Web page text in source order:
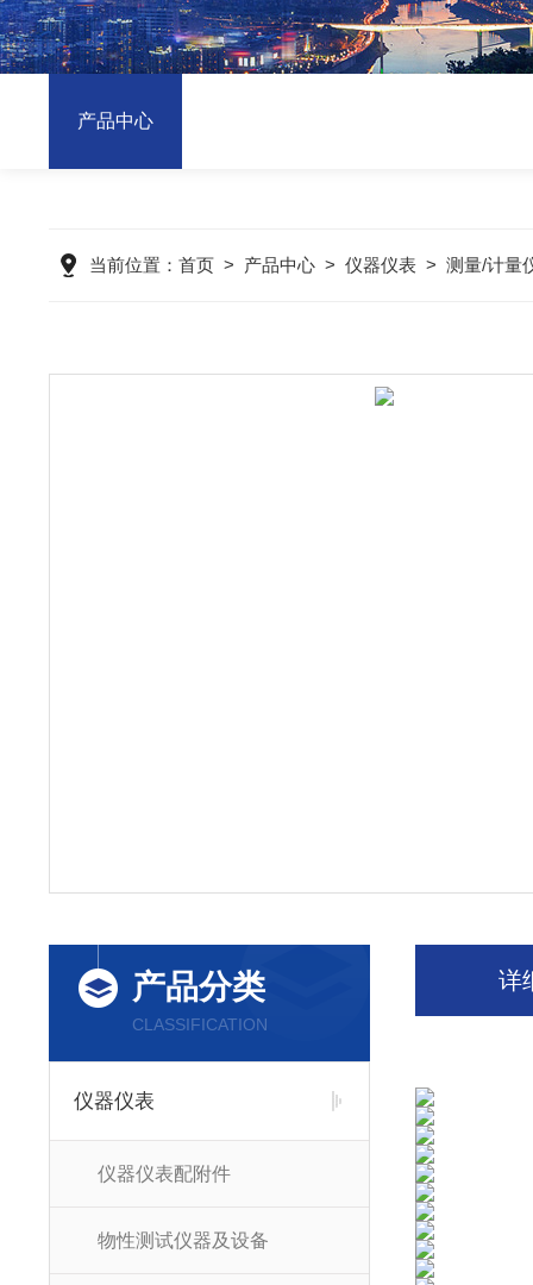
产品中心
当前位置： 首页> 产品中心> 仪器仪表> 测量/计量
产品分类
CLASSIFICATION
仪器仪表
仪器仪表配附件
物性测试仪器及设备
详